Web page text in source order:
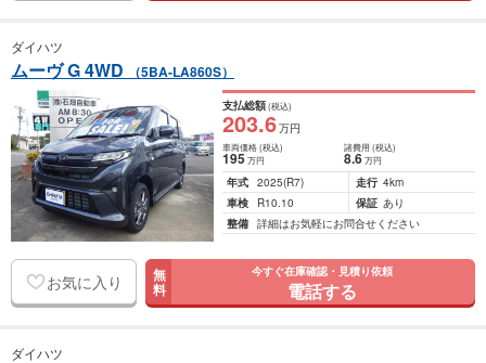
ダイハツ
ムーヴ G 4WD （5BA-LA860S）
支払総額(税込)
203.6万円
車両価格(税込)
195万円
諸費用 (税込)
8.6 万円
年式 2025(R7) 走行 4km
車検
R10.10 保証 あり
整備 詳細はお気軽にお問合せください
お気に入り 無
料
今すぐ在庫確認・見積り依頼
電話する
ダイハツ